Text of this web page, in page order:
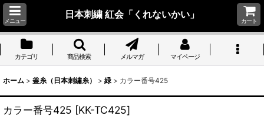
メニュー
日本刺繍 紅会「くれないかい」
カート
カテゴリ 商品検索 メルマガ マイページ
ホーム > 釜糸（日本刺繡糸） > 緑 > カラー番号425
カラー番号425 [KK-TC425]